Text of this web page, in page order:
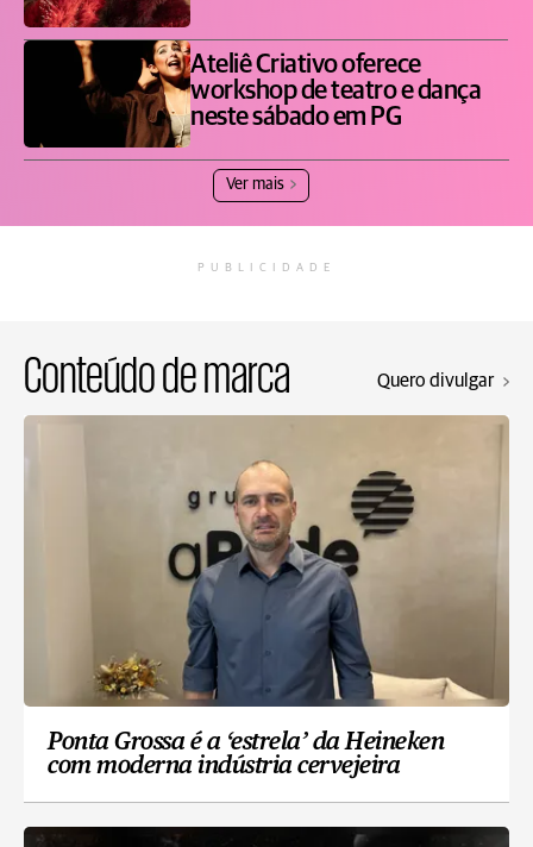
Ateliê Criativo oferece
workshop de teatro e dança
neste sábado em PG
Ver mais
PUBLICIDADE
Conteúdo de marca Quero divulgar
Ponta Grossa é a ‘estrela’ da Heineken
com moderna indústria cervejeira